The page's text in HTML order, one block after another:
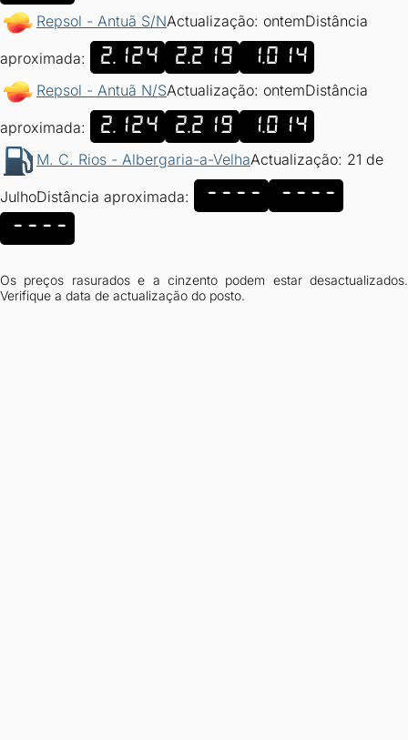
Repsol - Antuã S/NActualização: ontemDistância
aproximada: 2.124 2.219 1.014
Repsol - Antuã N/SActualização: ontemDistância
aproximada: 2.124 2.219 1.014
M. C. Rios - Albergaria-a-VelhaActualização: 21 de
JulhoDistância aproximada: ----
----
----
Os preços rasurados e a cinzento podem estar desactualizados.
Verifique a data de actualização do posto.